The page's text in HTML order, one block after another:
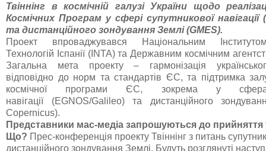
Твіннінг в космічній галузі України щодо
Космічних Програм у сфері супутникової навігації
та дистанційного зондування Землі (GMES).
Проект впроваджувався Національним
Технологій Іспанії (INTA) та Державним космічним
Загальна мета проекту – гармонізація
відповідно до норм та стандартів ЄС, та підтримка
космічної програми ЄС, зокрема у сферах
навігації (EGNOS/Galileo) та дистанційного
Copernicus).
Представники мас-медіа запрошуються до прийняття
Що? Прес-конференція проекту Твіннінг з питань
дистанційного зондування Землі. Будуть розглянуті